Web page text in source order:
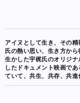
アイヌとして生き、その
氏の熱い思い、生き方か
生かした宇梶氏のオリジ
したドキュメント映画で
ていて、共生、共存、共進